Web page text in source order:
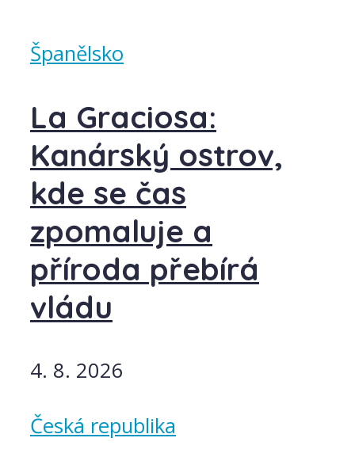
Španělsko
La Graciosa:
Kanárský ostrov,
kde se čas
zpomaluje a
příroda přebírá
vládu
4. 8. 2026
Česká republika